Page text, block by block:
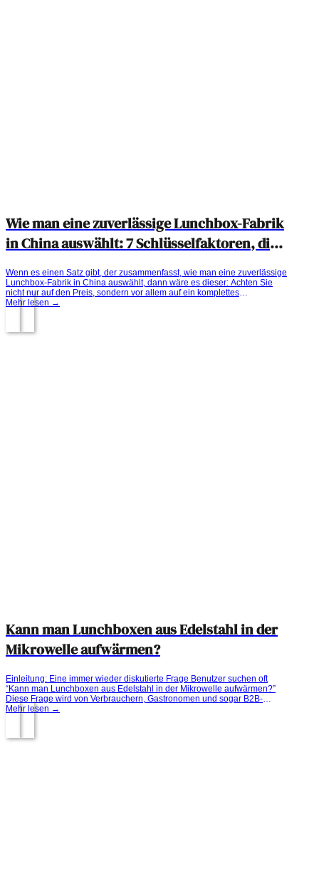
Wie man eine zuverlässige Lunchbox-Fabrik
in China auswählt: 7 Schlüsselfaktoren, die
Wenn es einen Satz gibt, der zusammenfasst, wie man eine zuverlässige
Lunchbox-Fabrik in China auswählt, dann wäre es dieser: Achten Sie
nicht nur auf den Preis, sondern vor allem auf ein komplettes
Produktionssystem, transparente Lebensmittelsicherheit, ausgereifte
Schlüsselfaktoren...
Mehr lesen →
Kann man Lunchboxen aus Edelstahl in der
Mikrowelle aufwärmen?
Einleitung: Eine immer wieder diskutierte Frage Benutzer suchen oft
“Kann man Lunchboxen aus Edelstahl in der Mikrowelle aufwärmen?”
Diese Frage wird von Verbrauchern, Gastronomen und sogar B2B-
Käufern gestellt. Wir haben gesehen, dass Lunchboxen aus Edelstahl
werden. Auf der...
Mehr lesen →